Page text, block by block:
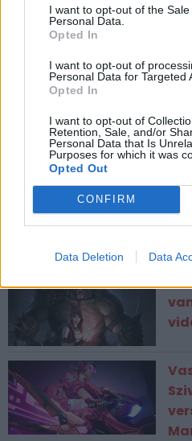
I want to opt-out of the
Personal Data.
Opted In
I want to opt-out of
Personal Data for Targeted
Opted In
I want to opt-out of
Retention, Sale, and/or
Personal Data that Is
Purposes for which it was
Opted Out
CONFIRM
Data Deletion Data
Műfaj:
D2D
MEGJELENÉS
2006. június 30.
ESPORT1 HÍREK
A